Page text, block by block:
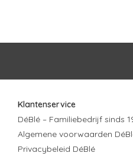
Klantenservice
DéBlé – Familiebedrijf sinds
Algemene voorwaarden
Privacybeleid DéBlé